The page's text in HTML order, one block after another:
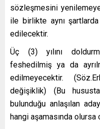
sözleşmesini
ile birlikte aynı
edilecektir.
Üç (3) yılını
feshedilmiş ya da
edilmeyecektir.
değişiklik) (Bu
bulunduğu anlaşılan
hangi aşamasında olursa